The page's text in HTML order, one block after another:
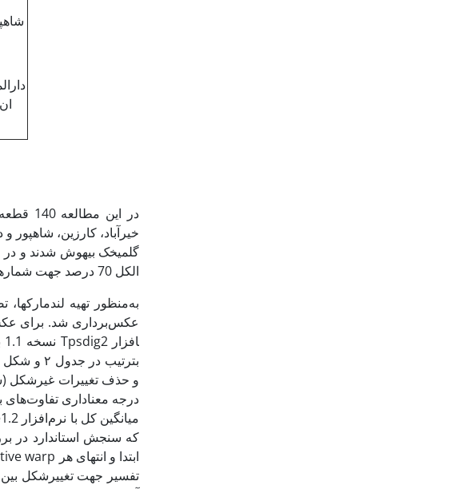
ان
در این مطالعه 140 قطعه سبیل‌ماهی بین‌النهرین (
خیرآباد، کارزین،
الکل 70 درصد جهت شماره­زنی و انجام بیومتری نگهداری شدند.
درجه معناداری
تفسیر جهت تغییرشکل